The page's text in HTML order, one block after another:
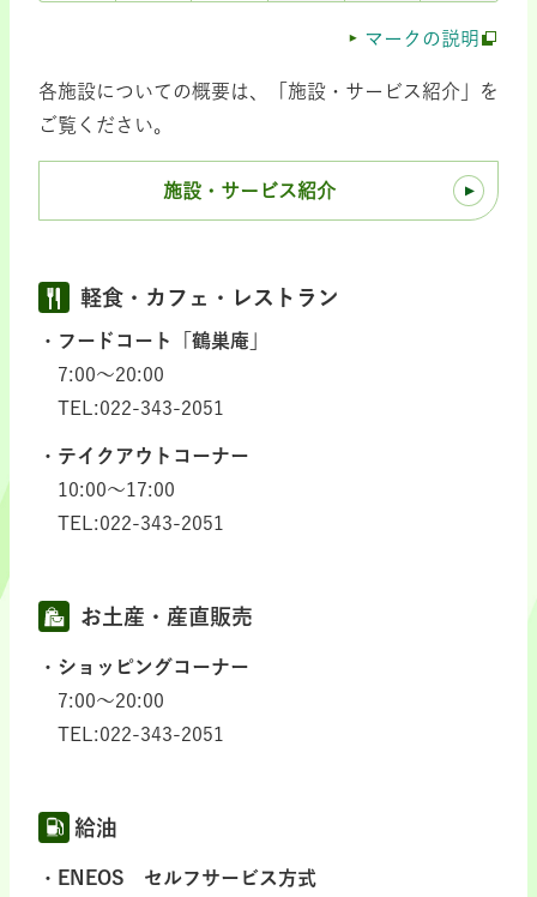
マークの説明
各施設についての概要は、「施設・サービス紹介」を
ご覧ください。
施設・サービス紹介
軽食・カフェ・レストラン
フードコート「鶴巣庵」
7:00～20:00
TEL:022-343-2051
テイクアウトコーナー
10:00～17:00
TEL:022-343-2051
お土産・産直販売
ショッピングコーナー
7:00～20:00
TEL:022-343-2051
給油
ENEOS セルフサービス方式